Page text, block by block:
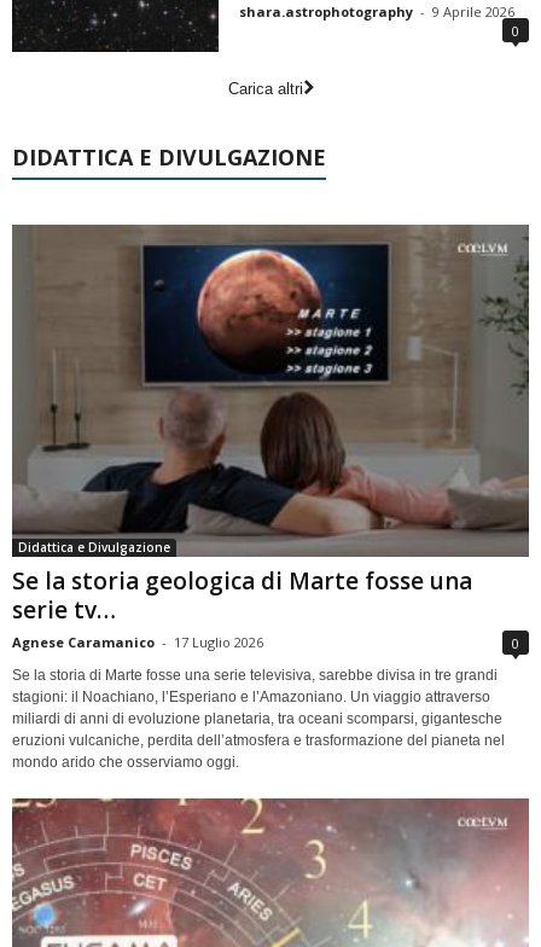
shara.astrophotography - 9 Aprile 2026
0
Carica altri
DIDATTICA E DIVULGAZIONE
Didattica e Divulgazione
Se la storia geologica di Marte fosse una
serie tv…
Agnese Caramanico - 17 Luglio 2026 0
Se la storia di Marte fosse una serie televisiva, sarebbe divisa in tre grandi
stagioni: il Noachiano, l’Esperiano e l’Amazoniano. Un viaggio attraverso
miliardi di anni di evoluzione planetaria, tra oceani scomparsi, gigantesche
eruzioni vulcaniche, perdita dell’atmosfera e trasformazione del pianeta nel
mondo arido che osserviamo oggi.